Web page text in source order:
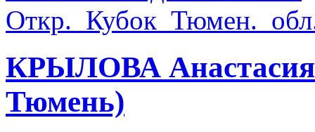
КРЫЛОВА
Тюмень)